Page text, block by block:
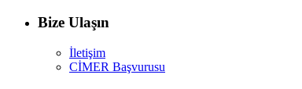
Bize Ulaşın
İletişim
CİMER Başvurusu